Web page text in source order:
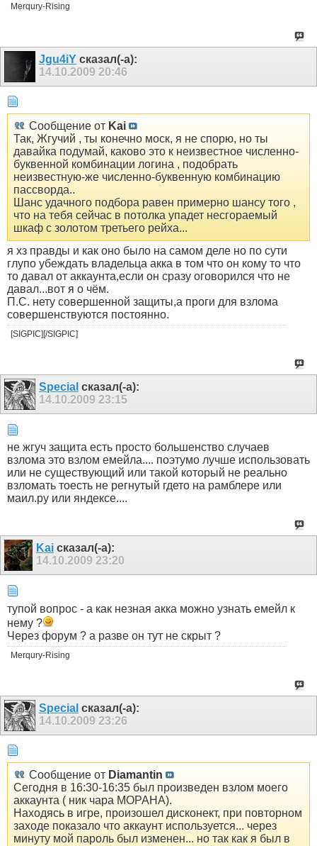
Merqury-Rising
Jgu4iY сказал(-а):
14.10.2009 20:46
Сообщение от Kai
Так, Жгучий , ты конечно моск, я не спорю, но ты
давайка подумай, каково это к неизвестное численно-
буквенной комбинации логина , подобрать
неизвестную-же численно-буквенную комбинацию
пассворда..
Шанс удачного подбора равен примерно шансу того ,
что на тебя сейчас в потолка упадет несгораемый
шкаф с золотом третьего рейха...
я хз правды и как оно было на самом деле но по сути
глупо убеждать владельца акка в том что он кому то что
то давал от аккаунта,если он сразу оговорился что не
давал...вот я о чём.
П.С. нету совершенной защиты,а проги для взлома
совершенствуются постоянно.
[SIGPIC][/SIGPIC]
Special сказал(-а):
14.10.2009 23:15
не жгуч защита есть просто большенство случаев
взлома это взлом емейла.... поэтумо лучше использовать
или не существующий или такой который не реально
взломать тоесть не регнутый гдето на рамблере или
маил.ру или яндексе....
Kai сказал(-а):
14.10.2009 23:20
тупой вопрос - а как незная акка можно узнать емейл к
нему ?
Через форум ? а разве он тут не скрыт ?
Merqury-Rising
Special сказал(-а):
14.10.2009 23:26
Сообщение от Diamantin
Сегодня в 16:30-16:35 был произведен взлом моего
аккаунта ( ник чара MOPAHA).
Находясь в игре, произошел дисконект, при повторном
заходе показало что аккаунт используется... через
минуту мой пароль был изменен... но так как я был в